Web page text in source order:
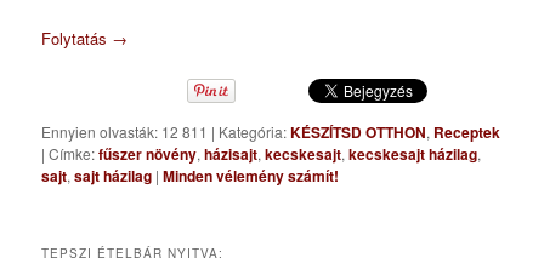
Folytatás →
Ennyien olvasták: 12 811 | Kategória:KÉSZÍTSD OTTHON, Receptek
|Címke:fűszer növény,házisajt,kecskesajt,kecskesajt házilag,
sajt,sajt házilag |Minden vélemény számít!
TEPSZI ÉTELBÁR NYITVA: